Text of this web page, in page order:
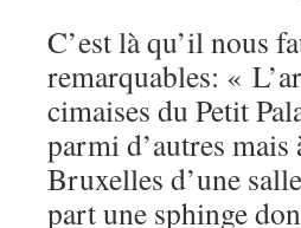
C’est là qu’il nous
remarquables: «
cimaises du Petit
parmi d’autres
Bruxelles d’une
part une sphinge